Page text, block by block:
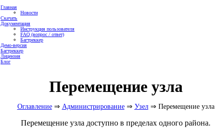
Главная
Новости
Скачать
Документация
Инструкция пользователя
FAQ (вопрос / ответ)
Багтреккер
Демо-версия
Багтреккер
Лицензия
Блог
Перемещение узла
Оглавление ⇒ Администрирование⇒ Узел⇒ Перемещение узла
Перемещение узла доступно в пределах одного района.